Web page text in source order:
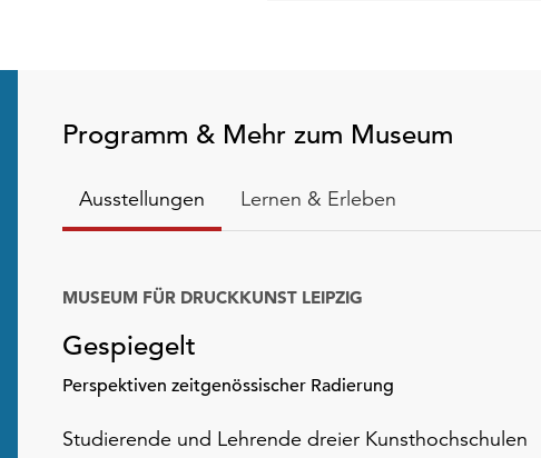
Programm & Mehr zum Museum
Ausstellungen Lernen & Erleben
Gespiegelt
Perspektiven zeitgenössischer Radierung
MUSEUM FÜR DRUCKKUNST LEIPZIG
Studierende und Lehrende dreier Kunsthochschulen